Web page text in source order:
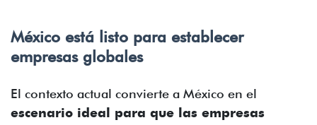
México está listo para establecer
empresas globales
El contexto actual convierte a México en el
escenario ideal para que las empresas